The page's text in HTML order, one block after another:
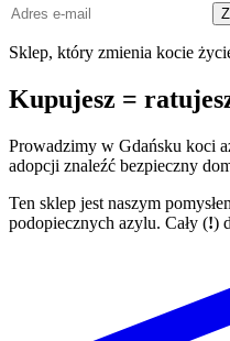
Adres
mail
Sklep, który zmienia kocie
Kupujesz =
Prowadzimy w Gdańsku koci
adopcji znaleźć bezpieczny
Ten sklep jest naszym
podopiecznych azylu. Cały (!)